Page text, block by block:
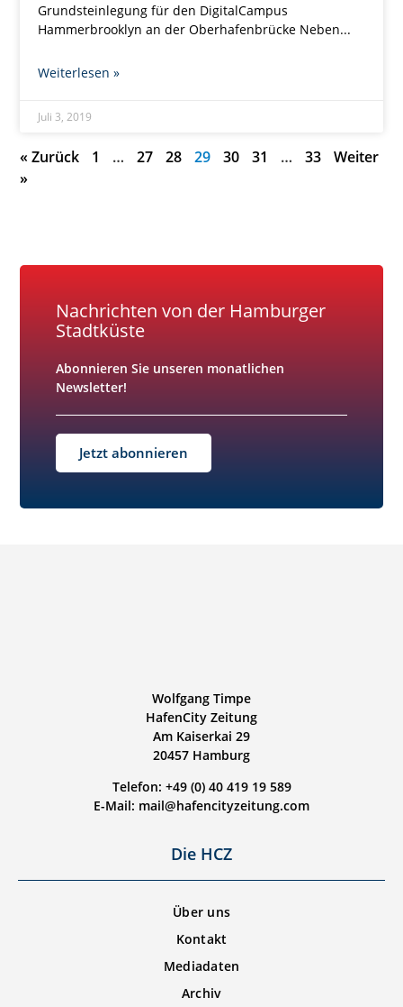
Grundsteinlegung für den DigitalCampus
Hammerbrooklyn an der Oberhafenbrücke Neben
Weiterlesen »
Juli 3, 2019
« Zurück 1 … 27 28 29 30 31 … 33
Weiter
»
Nachrichten von der Hamburger
Stadtküste
Abonnieren Sie unseren monatlichen
Newsletter!
Jetzt abonnieren
Wolfgang Timpe
HafenCity Zeitung
Am Kaiserkai 29
20457 Hamburg
Telefon: +49 (0) 40 419 19 589
E-Mail: mail@hafencityzeitung.com
Die HCZ
Über uns
Kontakt
Mediadaten
Archiv